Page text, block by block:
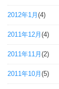
2012年1月 (4)
2011年12月 (4)
2011年11月 (2)
2011年10月 (5)